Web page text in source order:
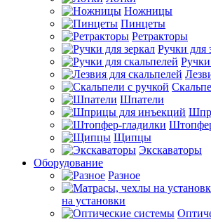
Ножницы
Пинцеты
Ретракторы
Ручки для
Ручки
Шпатели
Щипцы
Экскаваторы
Оборудование
Разное
на установки